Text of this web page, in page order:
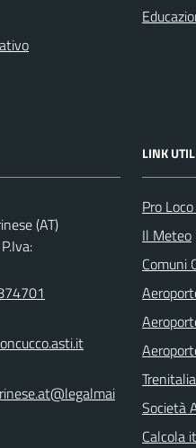
(AT)
LINK
Pro
Il Meteo
Comuni
Società
Calcola